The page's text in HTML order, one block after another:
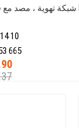
10
665